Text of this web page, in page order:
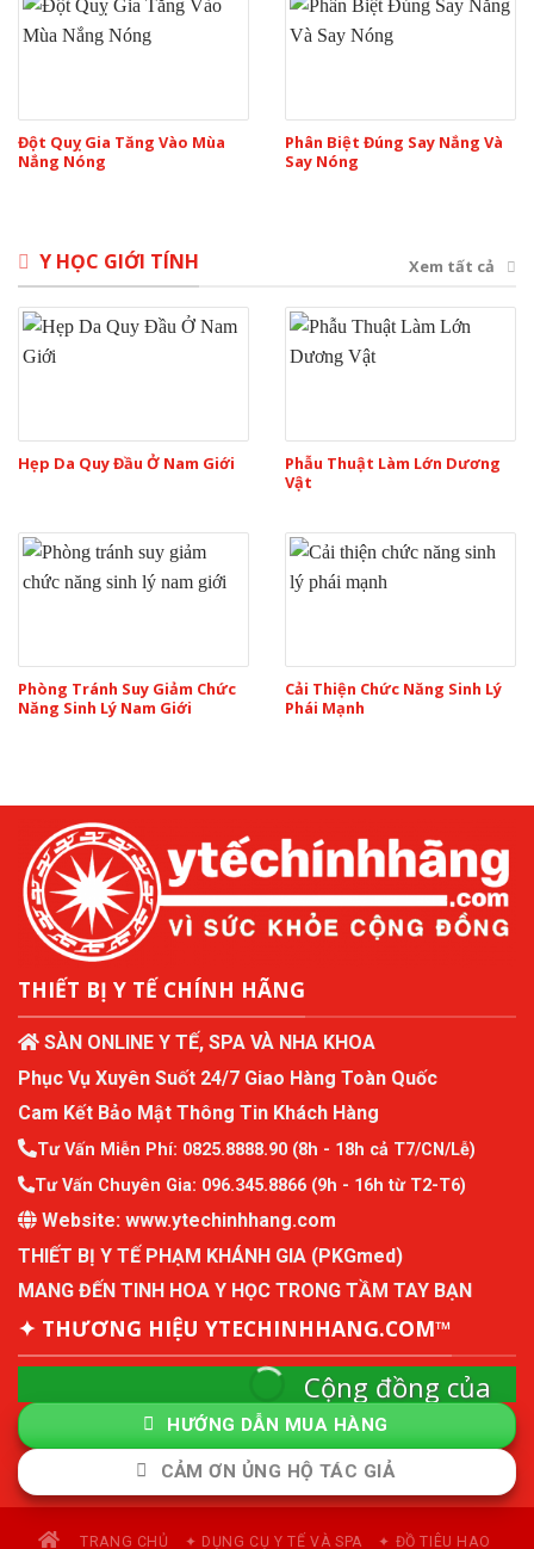
Đột Quỵ Gia Tăng Vào Mùa
Nắng Nóng
Phân Biệt Đúng Say Nắng Và
Say Nóng
Y HỌC GIỚI TÍNH Xem tất cả
Hẹp Da Quy Đầu Ở Nam Giới
Phẫu Thuật Làm Lớn Dương
Vật
Phòng Tránh Suy Giảm Chức
Năng Sinh Lý Nam Giới
Cải Thiện Chức Năng Sinh Lý
Phái Mạnh
THIẾT BỊ Y TẾ CHÍNH HÃNG
SÀN ONLINE Y TẾ, SPA VÀ NHA KHOA
Phục Vụ Xuyên Suốt 24/7 Giao Hàng Toàn Quốc
Cam Kết Bảo Mật Thông Tin Khách Hàng
Tư Vấn Miễn Phí: 0825.8888.90 (8h - 18h cả T7/CN/Lễ)
Tư Vấn Chuyên Gia: 096.345.8866 (9h - 16h từ T2-T6)
Website: www.ytechinhhang.com
THIẾT BỊ Y TẾ PHẠM KHÁNH GIA (PKGmed)
MANG ĐẾN TINH HOA Y HỌC TRONG TẦM TAY BẠN
✦ THƯƠNG HIỆU YTECHINHHANG.COM™
Cộng đồng của
ytechinhhang
Cộng đồng mô hình kinh tế thành viên và quản
lý sức khỏe chủ động.
Tham Gia Cộng Đồng
HƯỚNG DẪN MUA HÀNG
CẢM ƠN ỦNG HỘ TÁC GIẢ
TRANG CHỦ ✦ DỤNG CỤ Y TẾ VÀ SPA ✦ ĐỒ TIÊU HAO